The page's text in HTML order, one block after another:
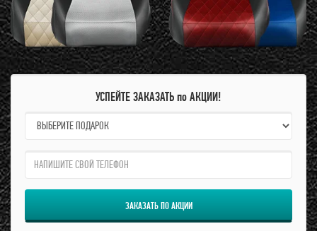
УСПЕЙТЕ ЗАКАЗАТЬ по АКЦИИ!
name:
qzw:
ЗАКАЗАТЬ ПО АКЦИИ